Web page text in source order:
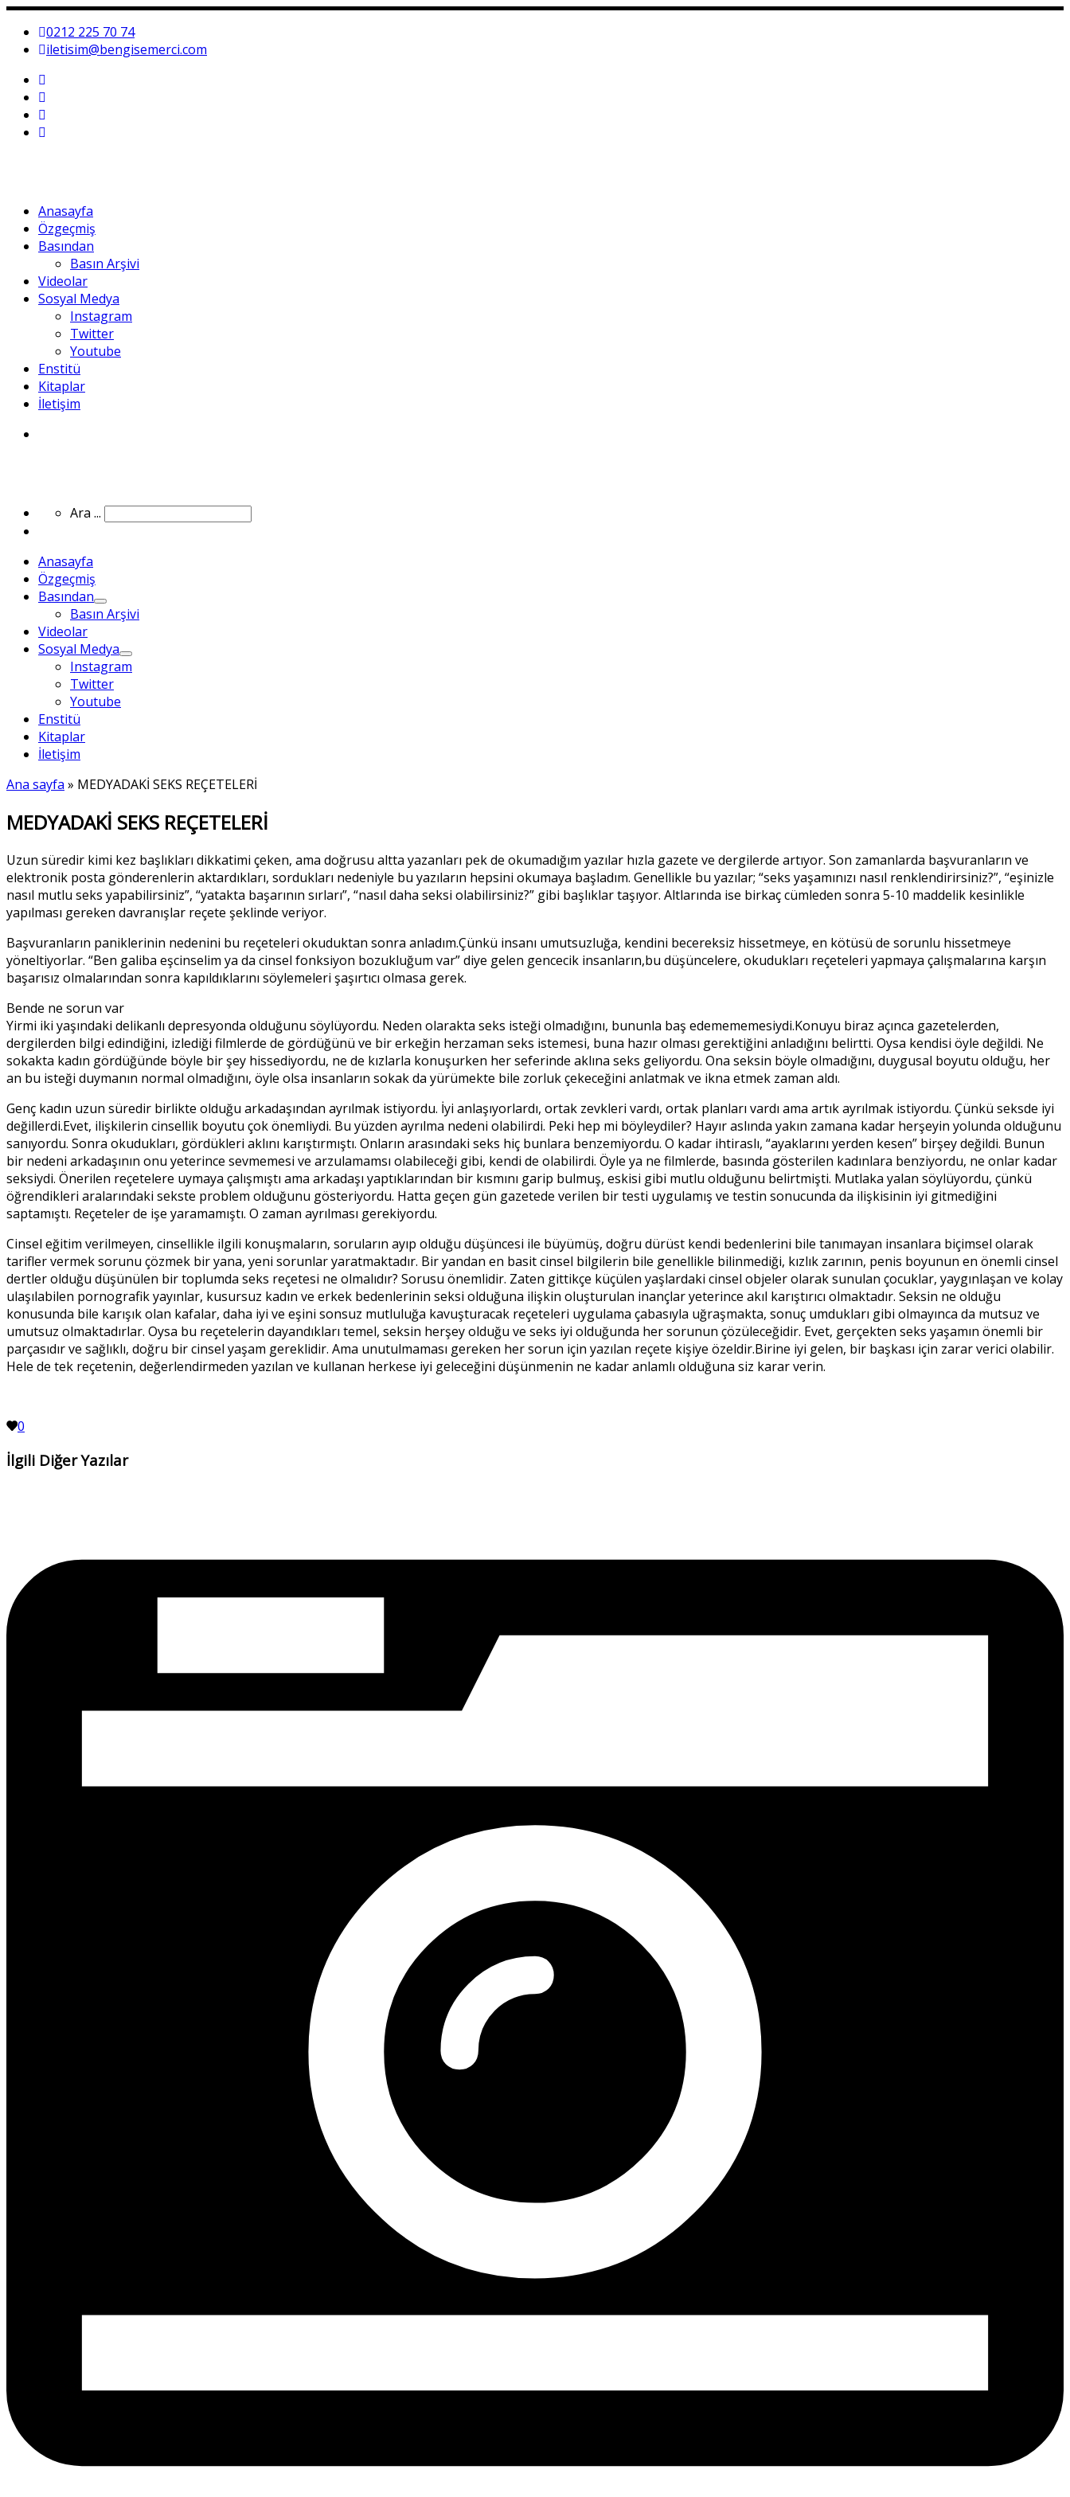
0212 225 70 74
iletisim@bengisemerci.com
Anasayfa
Özgeçmiş
Basından
Basın Arşivi
Videolar
Sosyal Medya
Instagram
Twitter
Youtube
Enstitü
Kitaplar
İletişim
SearchAra ...
Anasayfa
Özgeçmiş
Basından
Basın Arşivi
Videolar
Sosyal Medya
Instagram
Twitter
Youtube
Enstitü
Kitaplar
İletişim
Ana sayfa » MEDYADAKİ SEKS REÇETELERİ
MEDYADAKİ SEKS REÇETELERİ
Uzun süredir kimi kez başlıkları dikkatimi çeken, ama doğrusu altta yazanları pek de okumadığım yazılar hızla gazete ve dergilerde artıyor. Son zamanlarda başvuranların ve
elektronik posta gönderenlerin aktardıkları, sordukları nedeniyle bu yazıların hepsini okumaya başladım. Genellikle bu yazılar; “seks yaşamınızı nasıl renklendirirsiniz?”, “eşinizle
nasıl mutlu seks yapabilirsiniz”, “yatakta başarının sırları”, “nasıl daha seksi olabilirsiniz?” gibi başlıklar taşıyor. Altlarında ise birkaç cümleden sonra 5-10 maddelik kesinlikle
yapılması gereken davranışlar reçete şeklinde veriyor.
Başvuranların paniklerinin nedenini bu reçeteleri okuduktan sonra anladım.Çünkü insanı umutsuzluğa, kendini becereksiz hissetmeye, en kötüsü de sorunlu hissetmeye
yöneltiyorlar. “Ben galiba eşcinselim ya da cinsel fonksiyon bozukluğum var” diye gelen gencecik insanların,bu düşüncelere, okudukları reçeteleri yapmaya çalışmalarına karşın
başarısız olmalarından sonra kapıldıklarını söylemeleri şaşırtıcı olmasa gerek.
Bende ne sorun var
Yirmi iki yaşındaki delikanlı depresyonda olduğunu söylüyordu. Neden olarakta seks isteği olmadığını, bununla baş edemememesiydi.Konuyu biraz açınca gazetelerden,
dergilerden bilgi edindiğini, izlediği filmlerde de gördüğünü ve bir erkeğin herzaman seks istemesi, buna hazır olması gerektiğini anladığını belirtti. Oysa kendisi öyle değildi. Ne
sokakta kadın gördüğünde böyle bir şey hissediyordu, ne de kızlarla konuşurken her seferinde aklına seks geliyordu. Ona seksin böyle olmadığını, duygusal boyutu olduğu, her
an bu isteği duymanın normal olmadığını, öyle olsa insanların sokak da yürümekte bile zorluk çekeceğini anlatmak ve ikna etmek zaman aldı.
Genç kadın uzun süredir birlikte olduğu arkadaşından ayrılmak istiyordu. İyi anlaşıyorlardı, ortak zevkleri vardı, ortak planları vardı ama artık ayrılmak istiyordu. Çünkü seksde iyi
değillerdi.Evet, ilişkilerin cinsellik boyutu çok önemliydi. Bu yüzden ayrılma nedeni olabilirdi. Peki hep mi böyleydiler? Hayır aslında yakın zamana kadar herşeyin yolunda olduğunu
sanıyordu. Sonra okudukları, gördükleri aklını karıştırmıştı. Onların arasındaki seks hiç bunlara benzemiyordu. O kadar ihtiraslı, “ayaklarını yerden kesen” birşey değildi. Bunun
bir nedeni arkadaşının onu yeterince sevmemesi ve arzulamamsı olabileceği gibi, kendi de olabilirdi. Öyle ya ne filmlerde, basında gösterilen kadınlara benziyordu, ne onlar kadar
seksiydi. Önerilen reçetelere uymaya çalışmıştı ama arkadaşı yaptıklarından bir kısmını garip bulmuş, eskisi gibi mutlu olduğunu belirtmişti. Mutlaka yalan söylüyordu, çünkü
öğrendikleri aralarındaki sekste problem olduğunu gösteriyordu. Hatta geçen gün gazetede verilen bir testi uygulamış ve testin sonucunda da ilişkisinin iyi gitmediğini
saptamıştı. Reçeteler de işe yaramamıştı. O zaman ayrılması gerekiyordu.
Cinsel eğitim verilmeyen, cinsellikle ilgili konuşmaların, soruların ayıp olduğu düşüncesi ile büyümüş, doğru dürüst kendi bedenlerini bile tanımayan insanlara biçimsel olarak
tarifler vermek sorunu çözmek bir yana, yeni sorunlar yaratmaktadır. Bir yandan en basit cinsel bilgilerin bile genellikle bilinmediği, kızlık zarının, penis boyunun en önemli cinsel
dertler olduğu düşünülen bir toplumda seks reçetesi ne olmalıdır? Sorusu önemlidir. Zaten gittikçe küçülen yaşlardaki cinsel objeler olarak sunulan çocuklar, yaygınlaşan ve kolay
ulaşılabilen pornografik yayınlar, kusursuz kadın ve erkek bedenlerinin seksi olduğuna ilişkin oluşturulan inançlar yeterince akıl karıştırıcı olmaktadır. Seksin ne olduğu
konusunda bile karışık olan kafalar, daha iyi ve eşini sonsuz mutluluğa kavuşturacak reçeteleri uygulama çabasıyla uğraşmakta, sonuç umdukları gibi olmayınca da mutsuz ve
umutsuz olmaktadırlar. Oysa bu reçetelerin dayandıkları temel, seksin herşey olduğu ve seks iyi olduğunda her sorunun çözüleceğidir. Evet, gerçekten seks yaşamın önemli bir
parçasıdır ve sağlıklı, doğru bir cinsel yaşam gereklidir. Ama unutulmaması gereken her sorun için yazılan reçete kişiye özeldir.Birine iyi gelen, bir başkası için zarar verici olabilir.
Hele de tek reçetenin, değerlendirmeden yazılan ve kullanan herkese iyi geleceğini düşünmenin ne kadar anlamlı olduğuna siz karar verin.
0
İlgili Diğer Yazılar